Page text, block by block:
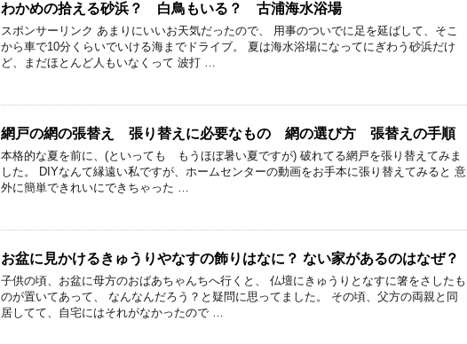
わかめの拾える砂浜？ 白鳥もいる？ 古浦海水浴場
スポンサーリンク あまりにいいお天気だったので、 用事のついでに足を延ばして、そこ
から車で10分くらいでいける海までドライブ。 夏は海水浴場になってにぎわう砂浜だけ
ど、まだほとんど人もいなくって 波打 …
網戸の網の張替え 張り替えに必要なもの 網の選び方 張替えの手順
本格的な夏を前に、(といっても もうほぼ暑い夏ですが) 破れてる網戸を張り替えてみま
した。 DIYなんて縁遠い私ですが、ホームセンターの動画をお手本に張り替えてみると 意
外に簡単できれいにできちゃった …
お盆に見かけるきゅうりやなすの飾りはなに？ ない家があるのはなぜ？
子供の頃、お盆に母方のおばあちゃんちへ行くと、 仏壇にきゅうりとなすに箸をさしたも
のが置いてあって、 なんなんだろう？と疑問に思ってました。 その頃、父方の両親と同
居してて、自宅にはそれがなかったので …